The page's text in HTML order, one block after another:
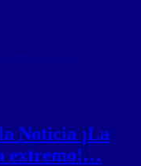
Noticia ¡La
extremo!…